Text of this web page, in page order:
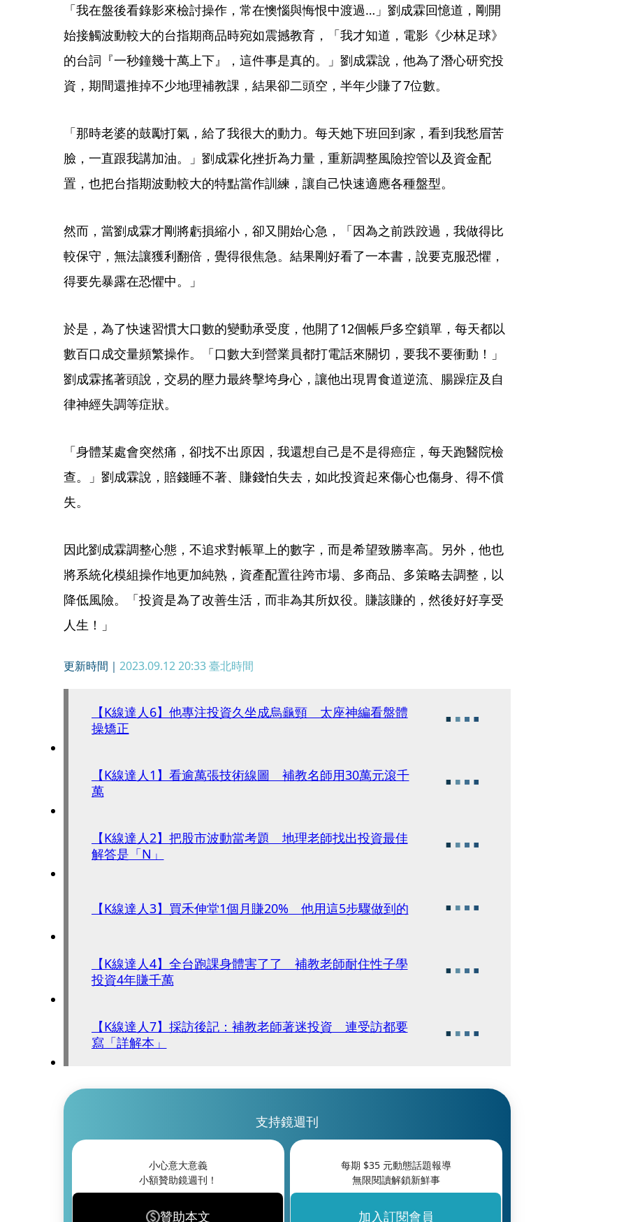
「我在盤後看錄影來檢討操作，常在懊惱與悔恨中渡過…」劉成霖回憶道，剛開
始接觸波動較大的台指期商品時宛如震撼教育，「我才知道，電影《少林足球》
的台詞『一秒鐘幾十萬上下』，這件事是真的。」劉成霖說，他為了潛心研究投
資，期間還推掉不少地理補教課，結果卻二頭空，半年少賺了7位數。
「那時老婆的鼓勵打氣，給了我很大的動力。每天她下班回到家，看到我愁眉苦
臉，一直跟我講加油。」劉成霖化挫折為力量，重新調整風險控管以及資金配
置，也把台指期波動較大的特點當作訓練，讓自己快速適應各種盤型。
然而，當劉成霖才剛將虧損縮小，卻又開始心急，「因為之前跌跤過，我做得比
較保守，無法讓獲利翻倍，覺得很焦急。結果剛好看了一本書，說要克服恐懼，
得要先暴露在恐懼中。」
於是，為了快速習慣大口數的變動承受度，他開了12個帳戶多空鎖單，每天都以
數百口成交量頻繁操作。「口數大到營業員都打電話來關切，要我不要衝動！」
劉成霖搖著頭說，交易的壓力最終擊垮身心，讓他出現胃食道逆流、腸躁症及自
律神經失調等症狀。
「身體某處會突然痛，卻找不出原因，我還想自己是不是得癌症，每天跑醫院檢
查。」劉成霖說，賠錢睡不著、賺錢怕失去，如此投資起來傷心也傷身、得不償
失。
因此劉成霖調整心態，不追求對帳單上的數字，而是希望致勝率高。另外，他也
將系統化模組操作地更加純熟，資產配置往跨市場、多商品、多策略去調整，以
降低風險。「投資是為了改善生活，而非為其所奴役。賺該賺的，然後好好享受
人生！」
更新時間｜ 2023.09.12 20:33臺北時間
【K線達人6】他專注投資久坐成烏龜頸 太座神編看盤體
操矯正
【K線達人1】看逾萬張技術線圖 補教名師用30萬元滾千
萬
【K線達人2】把股市波動當考題 地理老師找出投資最佳
解答是「N」
【K線達人3】買禾伸堂1個月賺20% 他用這5步驟做到的
【K線達人4】全台跑課身體害了了 補教老師耐住性子學
投資4年賺千萬
【K線達人7】採訪後記：補教老師著迷投資 連受訪都要
寫「詳解本」
支持鏡週刊
小心意大意義
小額贊助鏡週刊！
贊助本文
每期 $35元動態話題報導
無限閱讀解鎖新鮮事
加入訂閱會員